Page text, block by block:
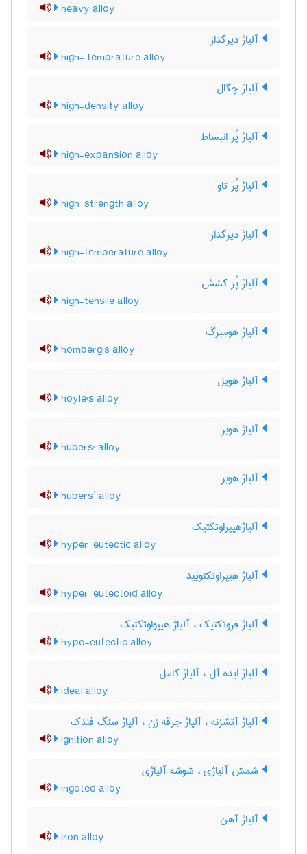
heavy alloy
آلیاژ دیرگداز
high- temprature alloy
آلیاژ چگال
high-density alloy
آلیاژ پُر انبساط
high-expansion alloy
آلیاژ پُر تاو
high-strength alloy
آلیاژ دیرگداز
high-temperature alloy
آلیاژ پُر کشش
high-tensile alloy
آلیاژ هومبرگ
homberg's alloy
آلیاژ هویل
hoyle's alloy
آلیاژ هوبر
hubers' alloy
آلیاژ هوبر
hubers’ alloy
آلیاژهیپراوتکتیک
hyper-eutectic alloy
آلیاژ هیپراوتکتویید
hyper-eutectoid alloy
آلیاژ فروتکتیک ، آلیاژ هیپواوتکتیک
hypo-eutectic alloy
آلیاژ ایده آل ، آلیاژ کامل
ideal alloy
آلیاژ آتشزنه ، آلیاژ جرقه زن ، آلیاژ سنگ فندک
ignition alloy
شمش آلیاژی ، شوشه آلیاژی
ingoted alloy
آلیاژ آهن
iron alloy